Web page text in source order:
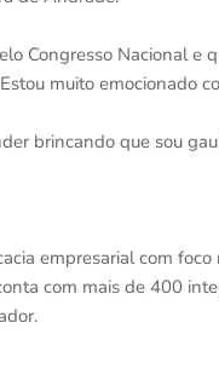
Congresso Nacional e
muito emocionado
brincando que sou
empresarial com foco
com mais de 400